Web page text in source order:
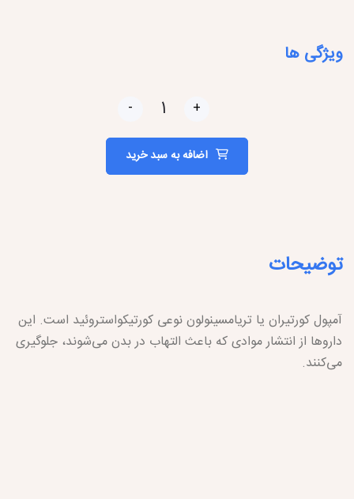
ویژگی ها
- +
اضافه به سبد خرید
توضیحات
آمپول کورتیران یا تریامسینولون نوعی کورتیکواستروئید است. این
داروها از انتشار موادی که باعث التهاب در بدن می‌شوند، جلوگیری
می‌کنند.